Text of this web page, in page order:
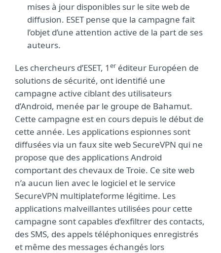
mises à jour disponibles sur le site web de
diffusion. ESET pense que la campagne fait
l’objet d’une attention active de la part de ses
auteurs.
Les chercheurs d’ESET, 1 er éditeur Européen de
solutions de sécurité, ont identifié une
campagne active ciblant des utilisateurs
d’Android, menée par le groupe de Bahamut.
Cette campagne est en cours depuis le début de
cette année. Les applications espionnes sont
diffusées via un faux site web SecureVPN qui ne
propose que des applications Android
comportant des chevaux de Troie. Ce site web
n’a aucun lien avec le logiciel et le service
SecureVPN multiplateforme légitime. Les
applications malveillantes utilisées pour cette
campagne sont capables d’exfiltrer des contacts,
des SMS, des appels téléphoniques enregistrés
et même des messages échangés lors